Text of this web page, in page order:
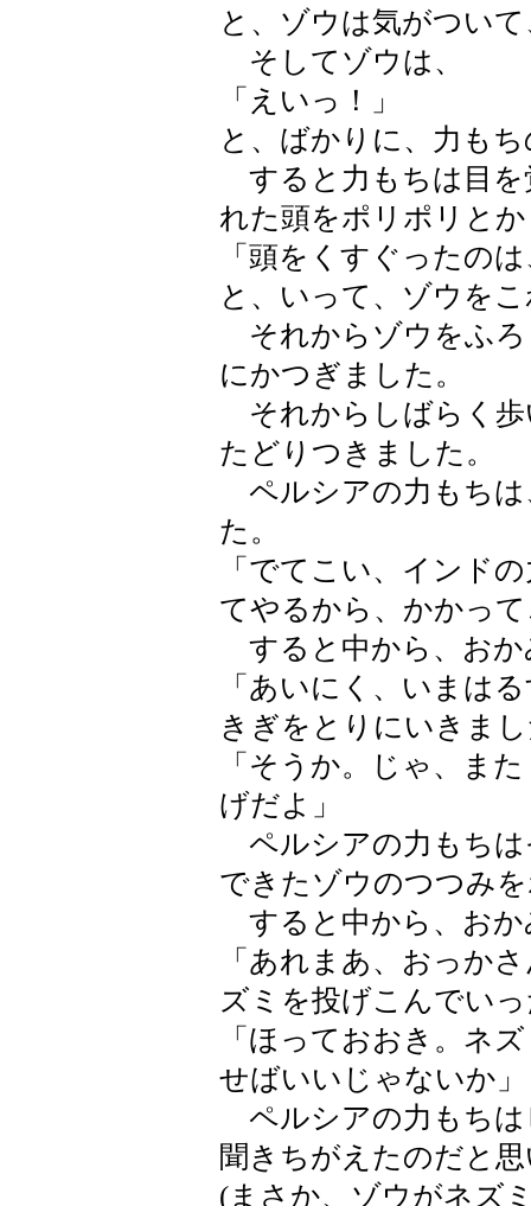
と、ゾウは気がつい
そしてゾウは、
「えいっ！」
と、ばかりに、力も
すると力もちは目を
れた頭をポリポリと
「頭をくすぐったの
と、いって、ゾウを
それからゾウをふろ
にかつぎました。
それからしばらく歩
たどりつきました。
ペルシアの力もちは
た。
「でてこい、インド
てやるから、かかっ
すると中から、おか
「あいにく、いまは
きぎをとりにいきま
「そうか。じゃ、ま
げだよ」
ペルシアの力もちは
できたゾウのつつみ
すると中から、おか
「あれまあ、おっか
ズミを投げこんでい
「ほっておおき。ネ
せばいいじゃないか」
ペルシアの力もちは
聞きちがえたのだと
(まさか、ゾウがネズ